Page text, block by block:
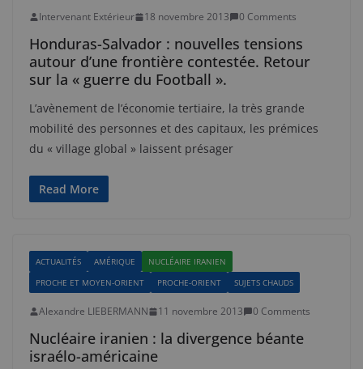
Intervenant Extérieur 18 novembre 2013 0 Comments
Honduras-Salvador : nouvelles tensions
autour d’une frontière contestée. Retour
sur la « guerre du Football ».
L’avènement de l’économie tertiaire, la très grande
mobilité des personnes et des capitaux, les prémices
du « village global » laissent présager
Read More
ACTUALITÉS AMÉRIQUE
NUCLÉAIRE IRANIEN
PROCHE ET MOYEN-ORIENT
PROCHE-ORIENT SUJETS CHAUDS
Alexandre LIEBERMANN 11 novembre 2013 0 Comments
Nucléaire iranien : la divergence béante
israélo-américaine